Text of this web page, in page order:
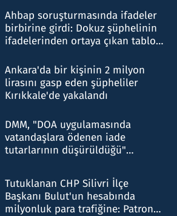
Ahbap soruşturmasında ifadeler
birbirine girdi: Dokuz şüphelinin
ifadelerinden ortaya çıkan tablo
Ankara'da bir kişinin 2 milyon
lirasını gasp eden şüpheliler
Kırıkkale'de yakalandı
DMM, "DOA uygulamasında
vatandaşlara ödenen iade
tutarlarının düşürüldüğü"
Tutuklanan CHP Silivri İlçe
Başkanı Bulut'un hesabında
milyonluk para trafiğine: Patron